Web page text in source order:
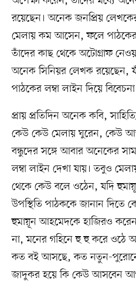
রয়েছেন। অনেক জনপ্রিয়
মেলায় কম আসেন, ফলে পাঠকেরা
তাঁদের কাছ থেকে অটোগ্রাফ
অনেক সিনিয়র লেখক রয়েছেন,
পাঠকের লম্বা লাইন দিয়ে
প্রায় প্রতিদিন অনেক কবি,
কেউ কেউ মেলায় ঘুরেন, কেউ
বন্ধুদের সঙ্গে আবার অনেকের
লম্বা লাইন দেখা যায়। তবুও
থেকে কেউ বলে ওঠেন, যদি
উপস্থিতি পাঠককে জানান
হুমায়ূন আহমেদকে হাজিরও
না, মনের গহিনে হু হু করে ওঠে
কত বই আসছে, কত নতুন-
জাদুকর হয়ে কি কেউ আসবেন